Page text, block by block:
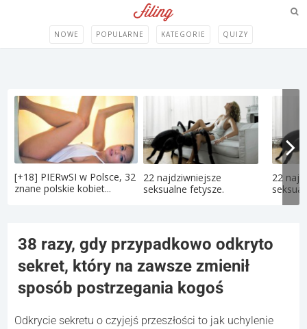
NOWE POPULARNE KATEGORIE QUIZY
[+18] PIERwSI w Polsce, 32
znane polskie kobiet...
22 najdziwniejsze
seksualne fetysze.
22
38 razy, gdy przypadkowo odkryto
sekret, który na zawsze zmienił
sposób postrzegania kogoś
Odkrycie sekretu o czyjejś przeszłości to jak uchylenie